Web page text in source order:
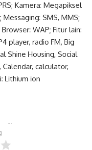
Kamera: Megapiksel
SMS, MMS;
WAP; Fitur lain:
player, radio FM, Big
Shine Housing, Social
calculator,
Lithium ion